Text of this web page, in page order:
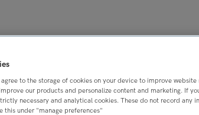
DIENSTVERBAND
Fulltime
to the storage of cookies on your device to improve
our products and personalize content and marketing. If
necessary and analytical cookies. These do not record any
this under "manage preferences"